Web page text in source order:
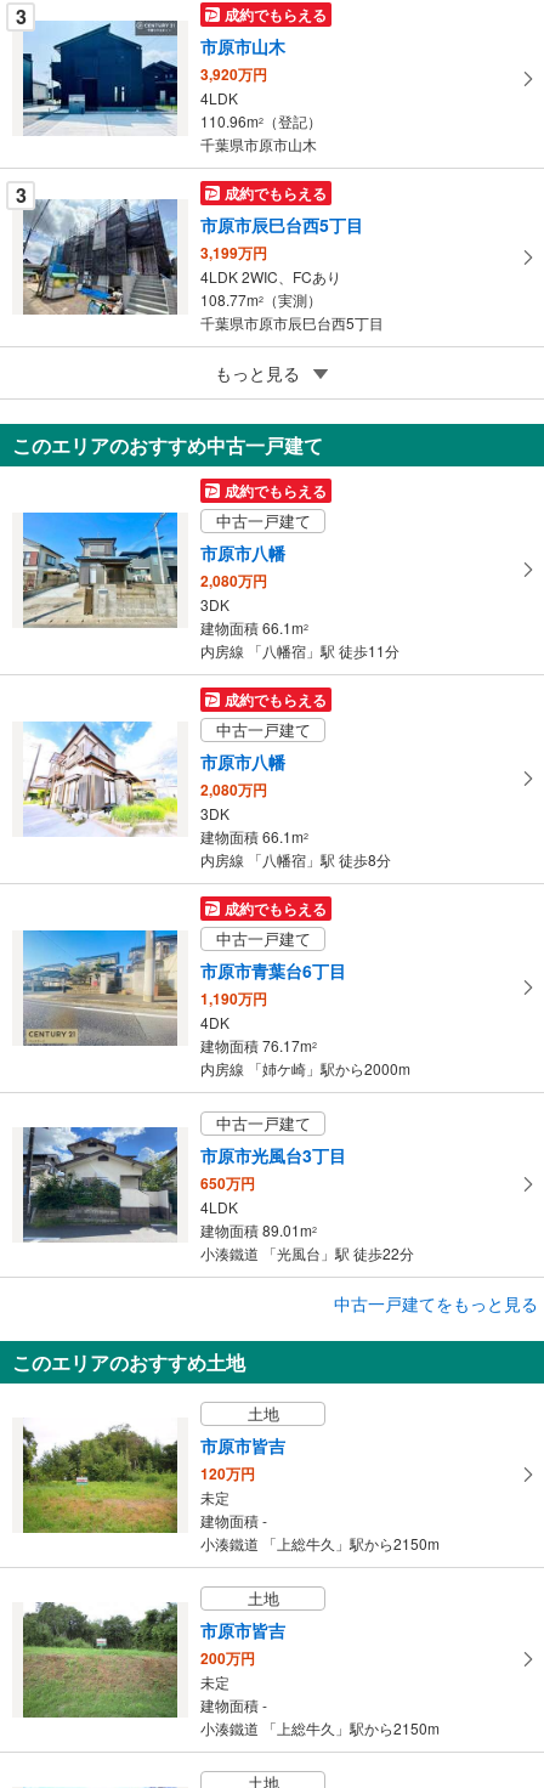
保
存
す
る
3 成約でもらえる
市原市山木
3,920万円
4LDK
110.96m2
（登記）
千葉県市原市山木
3 成約でもらえる
市原市辰巳台西5丁目
3,199万円
4LDK 2WIC、FCあり
108.77m2
（実測）
千葉県市原市辰巳台西5丁目
成約でもらえる
市原市五井中央西1丁目
3,599万円
4LDK
102.68m2（実測）
千葉県市原市五井中央西1丁目
もっと見る
このエリアのおすすめ中古一戸建て
成約でもらえる
中古一戸建て
市原市八幡
2,080万円
3DK
建物面積 66.1m2
内房線 「八幡宿」駅 徒歩11分
成約でもらえる
中古一戸建て
市原市八幡
2,080万円
3DK
建物面積 66.1m2
内房線 「八幡宿」駅 徒歩8分
成約でもらえる
中古一戸建て
市原市青葉台6丁目
1,190万円
4DK
建物面積 76.17m2
内房線 「姉ケ崎」駅から2000m
中古一戸建て
市原市光風台3丁目
650万円
4LDK
建物面積 89.01m2
小湊鐵道 「光風台」駅 徒歩22分
市原市ちはら台南5丁目
建物面積 123.88m
京成千原線 「ちはら台」駅から2600m
中古一戸建てをもっと見る
このエリアのおすすめ土地
土地
市原市皆吉
120万円
未定
建物面積 -
小湊鐵道 「上総牛久」駅から2150m
土地
市原市皆吉
200万円
未定
建物面積 -
小湊鐵道 「上総牛久」駅から2150m
土地